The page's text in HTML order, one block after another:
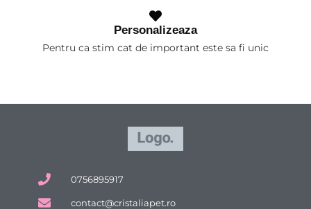
Personalizeaza
Pentru ca stim cat de important este sa fi unic
0756895917
contact@cristaliapet.ro